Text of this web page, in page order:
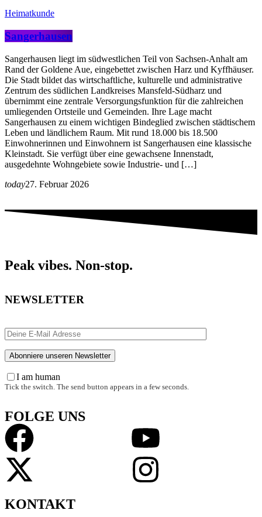
Heimatkunde
Sangerhausen
Sangerhausen liegt im südwestlichen Teil von Sachsen-Anhalt am
Rand der Goldene Aue, eingebettet zwischen Harz und Kyffhäuser.
Die Stadt bildet das wirtschaftliche, kulturelle und administrative
Zentrum des südlichen Landkreises Mansfeld-Südharz und
übernimmt eine zentrale Versorgungsfunktion für die zahlreichen
umliegenden Ortsteile und Gemeinden. Ihre Lage macht
Sangerhausen zu einem wichtigen Bindeglied zwischen städtischem
Leben und ländlichem Raum. Mit rund 18.000 bis 18.500
Einwohnerinnen und Einwohnern ist Sangerhausen eine klassische
Kleinstadt. Sie verfügt über eine gewachsene Innenstadt,
ausgedehnte Wohngebiete sowie Industrie- und […]
today27. Februar 2026
Peak vibes. Non-stop.
NEWSLETTER
I am human
Tick the switch. The send button appears in a few seconds.
FOLGE UNS
KONTAKT